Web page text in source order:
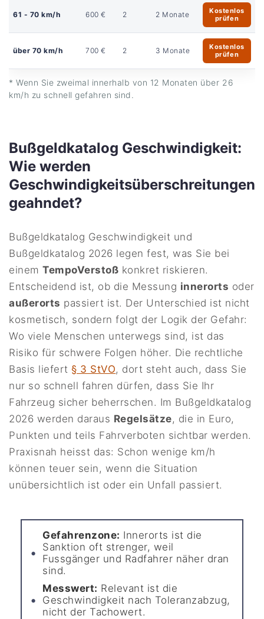
61 - 70 km/h 600 € 2 2 Monate
Kostenlos
prüfen
über 70 km/h 700 € 2 3 Monate
Kostenlos
prüfen
* Wenn Sie zweimal innerhalb von 12 Monaten über 26
km/h zu schnell gefahren sind.
Bußgeldkatalog Geschwindigkeit:
Wie werden
Geschwindigkeitsüberschreitungen
geahndet?
Bußgeldkatalog Geschwindigkeit und
Bußgeldkatalog 2026 legen fest, was Sie bei
einemTempoVerstoß konkret riskieren.
Entscheidend ist, ob die Messung innerorts oder
außerorts passiert ist. Der Unterschied ist nicht
kosmetisch, sondern folgt der Logik der Gefahr:
Wo viele Menschen unterwegs sind, ist das
Risiko für schwere Folgen höher. Die rechtliche
Basis liefert § 3 StVO, dort steht auch, dass Sie
nur so schnell fahren dürfen, dass Sie Ihr
Fahrzeug sicher beherrschen. Im Bußgeldkatalog
2026 werden daraus Regelsätze, die in Euro,
Punkten und teils Fahrverboten sichtbar werden.
Praxisnah heisst das: Schon wenige km/h
können teuer sein, wenn die Situation
unübersichtlich ist oder ein Unfall passiert.
Gefahrenzone: Innerorts ist die
Sanktion oft strenger, weil
Fussgänger und Radfahrer näher dran
sind.
Messwert: Relevant ist die
Geschwindigkeit nach Toleranzabzug,
nicht der Tachowert.